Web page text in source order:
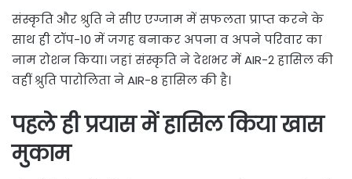
संस्कृति और श्रुति ने सीए एग्जाम में सफलता प्राप्त करने के
साथ ही टॉप-10 में जगह बनाकर अपना व अपने परिवार का
नाम रोशन किया। जहां संस्कृति ने देशभर में AIR-2 हासिल की
वहीं श्रुति पारोलिता ने AIR-8 हासिल की है।
पहले ही प्रयास में हासिल किया खास
मुकाम